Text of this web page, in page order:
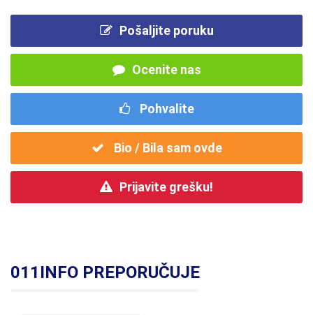
Pošaljite poruku
Ocenite nas
Pohvalite
Bio / Bila sam ovde
Prijavite grešku!
011INFO PREPORUČUJE